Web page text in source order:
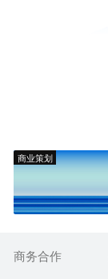
商业策划
商务合作